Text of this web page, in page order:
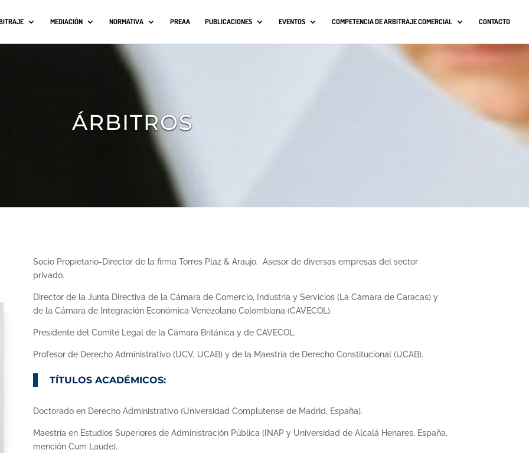
MEDIACIÓN NORMATIVA PREAA PUBLICACIONES EVENTOS COMPETENCIA DE ARBITRAJE COMERCIAL CONTACTO
ÁRBITROS
Socio Propietario-Director de la firma Torres Plaz & Araujo. Asesor de diversas empresas del sector
privado.
Director de la Junta Directiva de la Cámara de Comercio, Industria y Servicios (La Cámara de Caracas) y
de la Cámara de Integración Económica Venezolano Colombiana (CAVECOL).
Presidente del Comité Legal de la Cámara Británica y de CAVECOL.
Profesor de Derecho Administrativo (UCV, UCAB) y de la Maestría de Derecho Constitucional (UCAB).
TÍTULOS ACADÉMICOS:
Doctorado en Derecho Administrativo (Universidad Complutense de Madrid, España).
Maestría en Estudios Superiores de Administración Pública (INAP y Universidad de Alcalá Henares, España,
mención Cum Laude).